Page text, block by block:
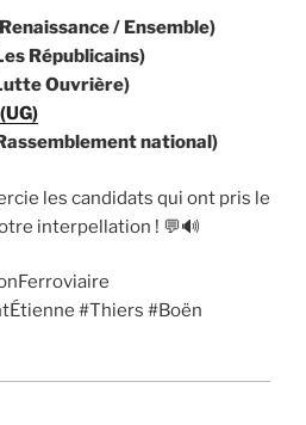
/ Ensemble)
Républicains)
Ouvrière)
national)
les candidats qui ont pris le
interpellation ! 💬🔊
#Thiers #Boën